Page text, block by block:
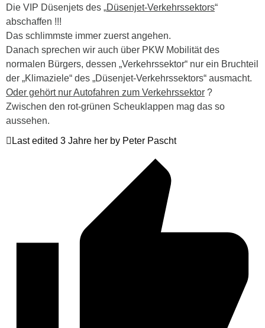
Die VIP Düsenjets des „Düsenjet-Verkehrssektors“
abschaffen !!!
Das schlimmste immer zuerst angehen.
Danach sprechen wir auch über PKW Mobilität des
normalen Bürgers, dessen „Verkehrssektor“ nur ein Bruchteil
der „Klimaziele“ des „Düsenjet-Verkehrssektors“ ausmacht.
Oder gehört nur Autofahren zum Verkehrssektor ?
Zwischen den rot-grünen Scheuklappen mag das so
aussehen.
Last edited 3 Jahre her by Peter Pascht